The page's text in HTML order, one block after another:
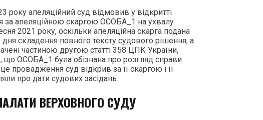
року апеляційний суд відмовив у відкритті
за апеляційною скаргою ОСОБА_1 на ухвалу
2021 року, оскільки апеляційна скарга подана
дня складення повного тексту судового рішення, а
частиною другою статті 358 ЦПК України,
що ОСОБА_1 була обізнана про розгляд справи
провадження суд відкрив за її скаргою і її
про дати судових засідань.
ВЕРХОВНОГО СУДУ